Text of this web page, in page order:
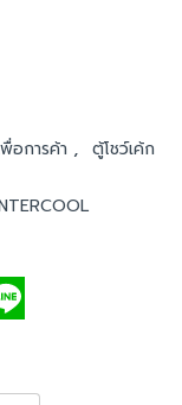
อการค้า , ตู้โชว์เค้ก